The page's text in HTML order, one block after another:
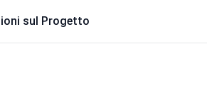
sul Progetto